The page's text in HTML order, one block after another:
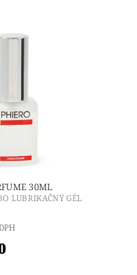
30ML
LUBRIKAČNÝ GÉL